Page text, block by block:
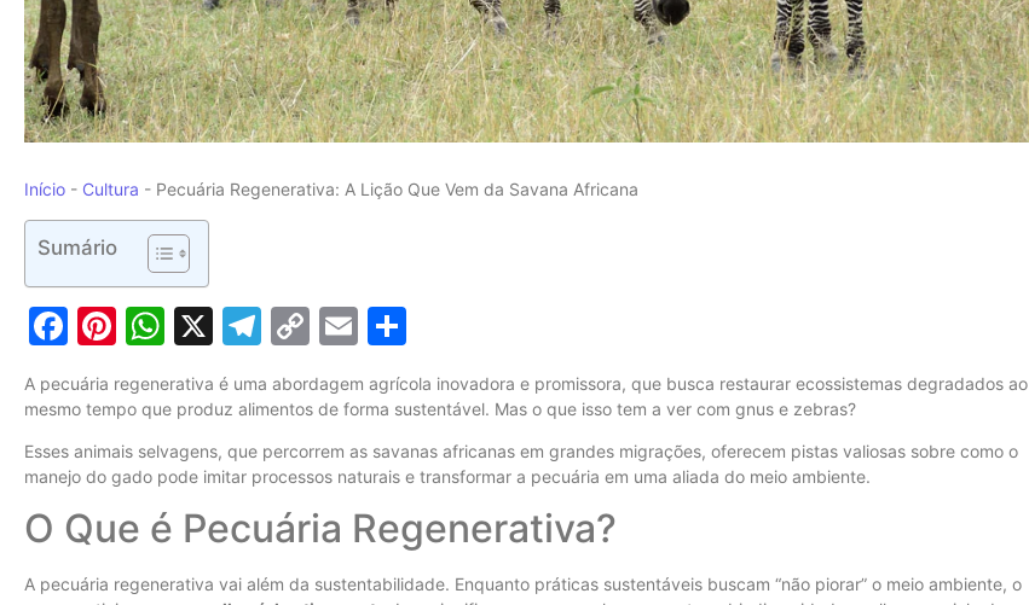
Início - Cultura - Pecuária Regenerativa: A Lição Que Vem da Savana Africana
Sumário
Facebook
Pinterest
WhatsApp
X Telegram
CopyEmail
A pecuária regenerativa é uma abordagem agrícola inovadora e promissora, que busca restaurar ecossistemas degradados ao
mesmo tempo que produz alimentos de forma sustentável. Mas o que isso tem a ver com gnus e zebras?
Esses animais selvagens, que percorrem as savanas africanas em grandes migrações, oferecem pistas valiosas sobre como o
manejo do gado pode imitar processos naturais e transformar a pecuária em uma aliada do meio ambiente.
O Que é Pecuária Regenerativa?
A pecuária regenerativa vai além da sustentabilidade. Enquanto práticas sustentáveis buscam “não piorar” o meio ambiente, o